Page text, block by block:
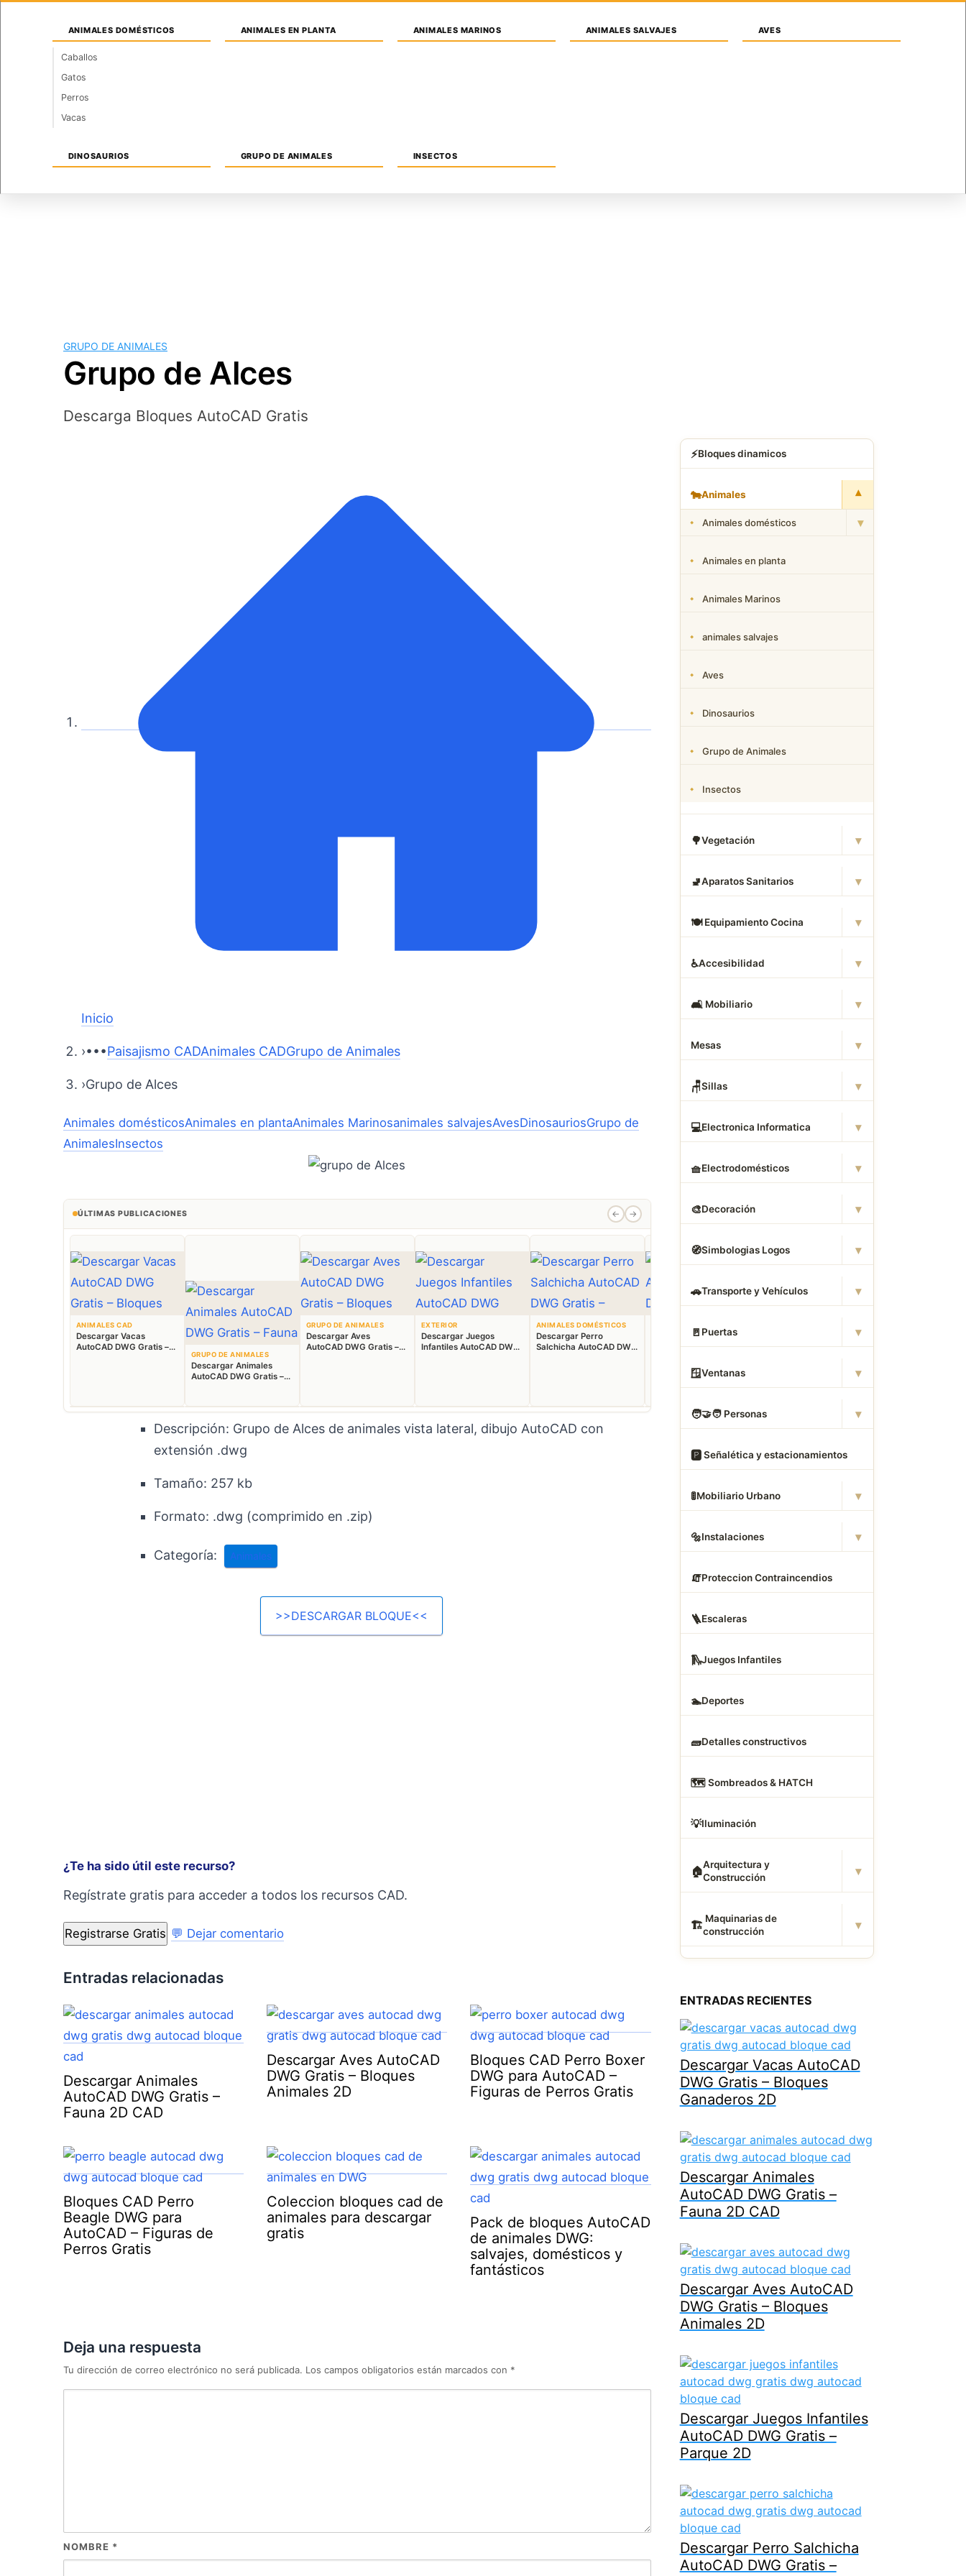
contenido
INICIO
ANIMALES DOMÉSTICOS
Caballos
Gatos
Perros
Vacas
ANIMALES EN PLANTA ANIMALES MARINOS ANIMALES SALVAJES AVES
DINOSAURIOS GRUPO DE ANIMALES INSECTOS
GRUPO DE ANIMALES
Grupo de Alces
Descarga Bloques AutoCAD Gratis
Inicio
›•••Paisajismo CADAnimales CADGrupo de Animales
›Grupo de Alces
Animales domésticosAnimales en plantaAnimales Marinosanimales salvajesAvesDinosauriosGrupo de
AnimalesInsectos
ÚLTIMAS PUBLICACIONES ← →
ANIMALES CAD
Descargar Vacas
AutoCAD DWG Gratis –
GRUPO DE ANIMALES
Descargar Animales
AutoCAD DWG Gratis –
GRUPO DE ANIMALES
Descargar Aves
AutoCAD DWG Gratis –
EXTERIOR
Descargar Juegos
Infantiles AutoCAD DWG
ANIMALES DOMÉSTICOS
Descargar Perro
Salchicha AutoCAD DWG
Descargar Abrigos
AutoCAD DWG Gratis –
Descargar Dormitorios
AutoCAD DWG Gratis –
Descripción: Grupo de Alcesde animales vista lateral, dibujo AutoCAD con
extensión .dwg
Tamaño: 257 kb
Formato: .dwg (comprimido en .zip)
Categoría: Animales
>>DESCARGAR BLOQUE<<
¿Te ha sido útil este recurso?
Regístrate gratis para acceder a todos los recursos CAD.
Registrarse Gratis 💬 Dejar comentario
Entradas relacionadas
Descargar Animales
AutoCAD DWG Gratis –
Fauna 2D CAD
Descargar Aves AutoCAD
DWG Gratis – Bloques
Animales 2D
Bloques CAD Perro Boxer
DWG para AutoCAD –
Figuras de Perros Gratis
Bloques CAD Perro
Beagle DWG para
AutoCAD – Figuras de
Perros Gratis
Coleccion bloques cad de
animales para descargar
gratis
Pack de bloques AutoCAD
de animales DWG:
salvajes, domésticos y
fantásticos
Deja una respuesta
Tu dirección de correo electrónico no será publicada. Los campos obligatorios están marcados con *
NOMBRE *
⚡Bloques dinamicos
🐄Animales ▾
Animales domésticos ▾
Animales en planta
Animales Marinos
animales salvajes
Aves
Dinosaurios
Grupo de Animales
Insectos
🌳Vegetación ▾
🚽Aparatos Sanitarios ▾
🍽️ Equipamiento Cocina ▾
♿Accesibilidad ▾
🛋 ️ Mobiliario ▾
Mesas ▾
🪑Sillas ▾
💻Electronica Informatica ▾
🧺Electrodomésticos ▾
🎨Decoración ▾
🧭Simbologias Logos ▾
🚗Transporte y Vehículos ▾
🚪 Puertas ▾
🪟Ventanas ▾
🧑‍🤝‍🧑 Personas ▾
🅿️ Señalética y estacionamientos
🚦Mobiliario Urbano ▾
🔩Instalaciones ▾
🧯Proteccion Contraincendios
🪜Escaleras
🛝Juegos Infantiles
🏊Deportes
🧱Detalles constructivos
🗺️ Sombreados & HATCH
💡Iluminación
🏠Arquitectura y
Construcción
▾
🏗 ️ Maquinarias de
construcción
▾
ENTRADAS RECIENTES
Descargar Vacas AutoCAD
DWG Gratis – Bloques
Ganaderos 2D
Descargar Animales
AutoCAD DWG Gratis –
Fauna 2D CAD
Descargar Aves AutoCAD
DWG Gratis – Bloques
Animales 2D
Descargar Juegos Infantiles
AutoCAD DWG Gratis –
Parque 2D
Descargar Perro Salchicha
AutoCAD DWG Gratis –